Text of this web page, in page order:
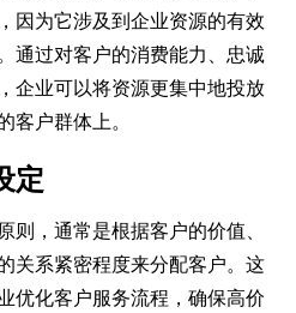
因为它涉及到企业资源的有效
通过对客户的消费能力、忠诚
企业可以将资源更集中地投放
客户群体上。
定
则，通常是根据客户的价值、
关系紧密程度来分配客户。这
优化客户服务流程，确保高价